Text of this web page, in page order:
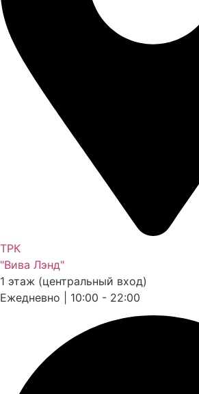
ТРК
"Вива Лэнд"
1 этаж (центральный вход)
Ежедневно | 10:00 - 22:00